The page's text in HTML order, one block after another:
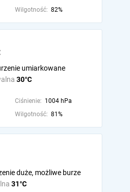
Wilgotność: 82%
30°C
umiarkowane
Ciśnienie: 1004 hPa
Wilgotność: 81%
31°C
duże, możliwe burze